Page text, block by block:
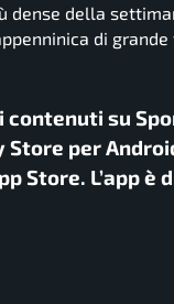
dense della
di
su
per
Store. L’app